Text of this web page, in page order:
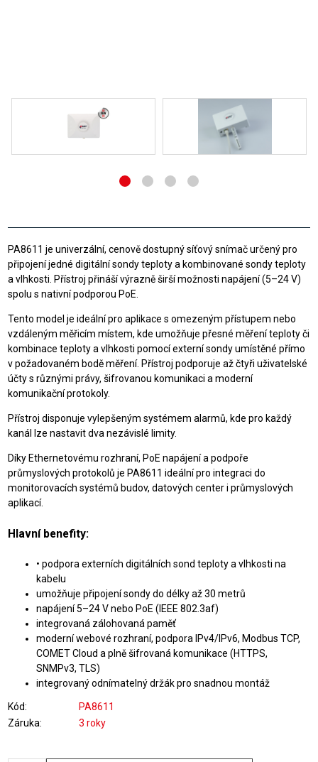
PA8611 je univerzální, cenově dostupný síťový snímač určený pro
připojení jedné digitální sondy teploty a kombinované sondy teploty
a vlhkosti. Přístroj přináší výrazně širší možnosti napájení (5–24 V)
spolu s nativní podporou PoE.
Tento model je ideální pro aplikace s omezeným přístupem nebo
vzdáleným měřicím místem, kde umožňuje přesné měření teploty či
kombinace teploty a vlhkosti pomocí externí sondy umístěné přímo
v požadovaném bodě měření. Přístroj podporuje až čtyři uživatelské
účty s různými právy, šifrovanou komunikaci a moderní
komunikační protokoly.
Přístroj disponuje vylepšeným systémem alarmů, kde pro každý
kanál lze nastavit dva nezávislé limity.
Díky Ethernetovému rozhraní, PoE napájení a podpoře
průmyslových protokolů je PA8611 ideální pro integraci do
monitorovacích systémů budov, datových center i průmyslových
aplikací.
Hlavní benefity:
• podpora externích digitálních sond teploty a vlhkosti na
kabelu
umožňuje připojení sondy do délky až 30 metrů
napájení 5–24 V nebo PoE (IEEE 802.3af)
integrovaná zálohovaná paměť
moderní webové rozhraní, podpora IPv4/IPv6, Modbus TCP,
COMET Cloud a plně šifrovaná komunikace (HTTPS,
SNMPv3, TLS)
integrovaný odnímatelný držák pro snadnou montáž
Kód
PA8611
Záruka
3 roky